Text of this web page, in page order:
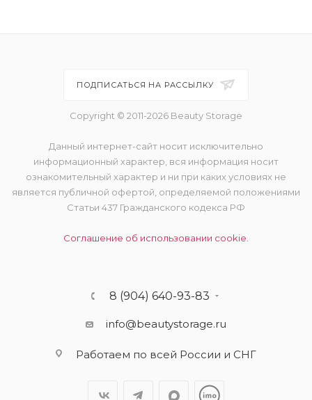
ПОДПИСАТЬСЯ НА РАССЫЛКУ
Copyright © 2011-2026 Beauty Storage
Данный интернет-сайт носит исключительно
информационный характер, вся информация носит
ознакомительный характер и ни при каких условиях не
является публичной офертой, определяемой положениями
Статьи 437 Гражданского кодекса РФ
Соглашение об использовании cookie.
8 (904) 640-93-83
info@beautystorage.ru
Работаем по всей России и СНГ